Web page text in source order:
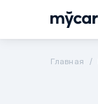
Главная